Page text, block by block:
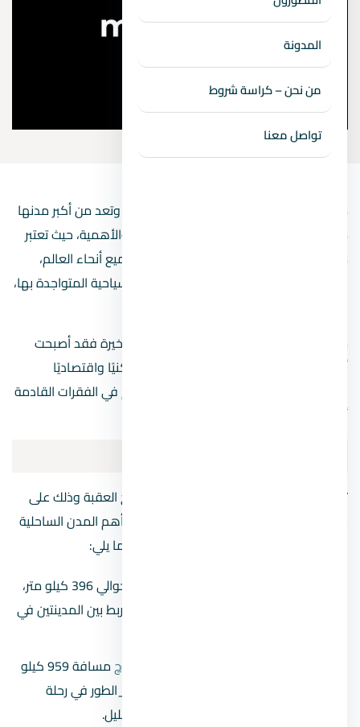
المدونة
من نحن – كراسة شروط
تواصل معنا
مدينة شرم الشيخ تتبع محافظة جنوب سيناء وتعد من أكبر مدنها
من حيث المساحة وكذلك من حيث المكانة والأهمية، حيث تعتبر
مدينة سياحية عالمية يقصدها السياح من جميع أنحاء العالم،
وذلك لطبيعتها الساحرة والمعالم الأثرية والسياحية المتواجدة بها،
مع تطور الحياة السياحية بالمدينة بالفترات الأخيرة فقد أصبحت
أيقونة الحياة الترفيهية، ومدينة متكاملة سكنيًا واقتصاديًا
وسياحيًا، ولأهميتها الكبيرة نستعرض معكم في الفقرات القادمة
أهم المعلومات عن شرم الشيخ.
تقع المدينة عند ملتقى خليج السويس وخليج العقبة وذلك على
ساحل البحر الأحمر، وتوجد بينها صلة ربط مع أهم المدن الساحلية
والمركزية في مصر، كما سنتناول أهمها فيما يلي:
تبعد شرم الشيخ من مدينة مرسى علم حوالي 396 كيلو متر،
ويوجد طريق القصير_مرسى علم الذي يربط بين المدينتين في
مرسى مطروح
مسافة 959 كيلو
متر تقريبا، ويربط بينهما طريق رأس سدر_الطور في رحلة